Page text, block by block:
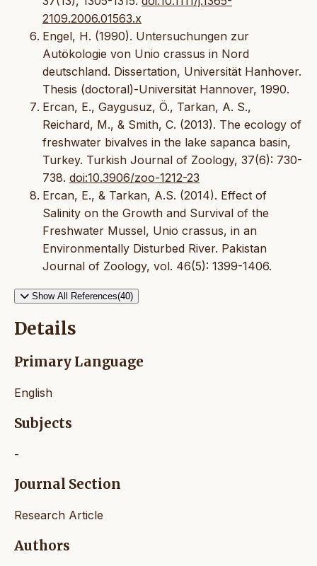
2109.2006.01563.x
Engel, H. (1990). Untersuchungen zur
Autökologie von Unio crassus in Nord
deutschland. Dissertation, Universität Hanhover.
Thesis (doctoral)-Universität Hannover, 1990.
Ercan, E., Gaygusuz, Ö., Tarkan, A. S.,
Reichard, M., & Smith, C. (2013). The ecology of
freshwater bivalves in the lake sapanca basin,
Turkey. Turkish Journal of Zoology, 37(6): 730-
738. doi:10.3906/zoo-1212-23
Ercan, E., & Tarkan, A.S. (2014). Effect of
Salinity on the Growth and Survival of the
Freshwater Mussel, Unio crassus, in an
Environmentally Disturbed River. Pakistan
Journal of Zoology, vol. 46(5): 1399-1406.
Show All References(40)
Details
Primary Language
English
Subjects
-
Journal Section
Research Article
Authors